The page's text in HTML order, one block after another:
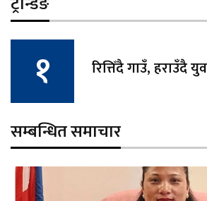
रित्तिँदै गाउँ, हराउँदै
सम्बन्धित समाचार